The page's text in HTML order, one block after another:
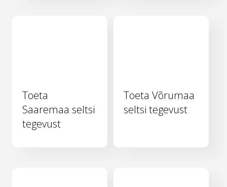
Toeta
Saaremaa seltsi
tegevust
Toeta Võrumaa
seltsi tegevust